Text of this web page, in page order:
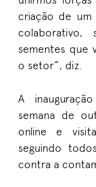
criação de um
colaborativo,
sementes que
o setor”, diz.
A
semana de
online e
seguindo
contra a